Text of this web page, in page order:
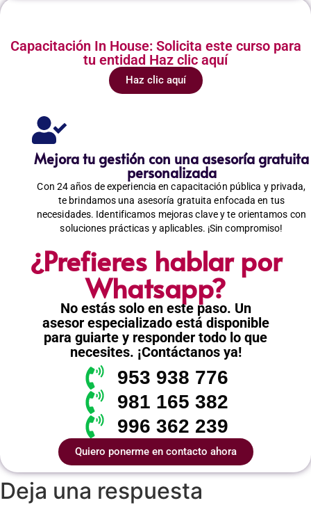
Capacitación In House: Solicita este curso para
tu entidad Haz clic aquí
Haz clic aquí
Mejora tu gestión con una asesoría gratuita
personalizada
Con 24 años de experiencia en capacitación pública y privada,
te brindamos una asesoría gratuita enfocada en tus
necesidades. Identificamos mejoras clave y te orientamos con
soluciones prácticas y aplicables. ¡Sin compromiso!
¿Prefieres hablar por
Whatsapp?
No estás solo en este paso. Un
asesor especializado está disponible
para guiarte y responder todo lo que
necesites. ¡Contáctanos ya!
953 938 776
981 165 382
996 362 239
Quiero ponerme en contacto ahora
Deja una respuesta